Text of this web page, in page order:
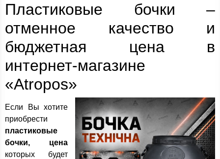
Пластиковые бочки –
отменное качество и
бюджетная цена в
интернет-магазине
«Atropos»
Если Вы хотите
приобрести
пластиковые
бочки, цена
которых будет